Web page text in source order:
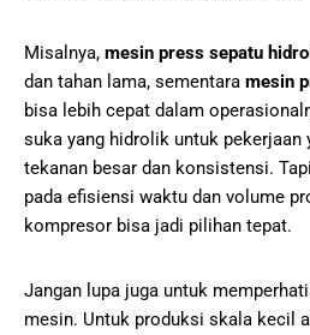
Misalnya, mesin press sepatu
dan tahan lama, sementara mesin
bisa lebih cepat dalam
suka yang hidrolik untuk pekerjaan
tekanan besar dan konsistensi.
pada efisiensi waktu dan volume
kompresor bisa jadi pilihan tepat.
Jangan lupa juga untuk
mesin. Untuk produksi skala kecil